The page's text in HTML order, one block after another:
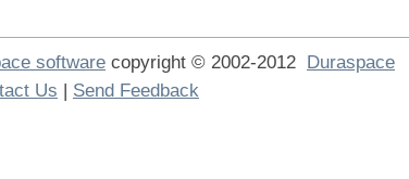
software copyright © 2002-2012 Duraspace
Us | Send Feedback